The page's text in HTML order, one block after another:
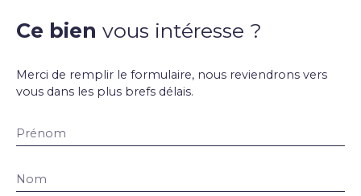
Ce bien vous intéresse ?
Merci de remplir le formulaire, nous reviendrons vers
vous dans les plus brefs délais.
Prénom
Nom